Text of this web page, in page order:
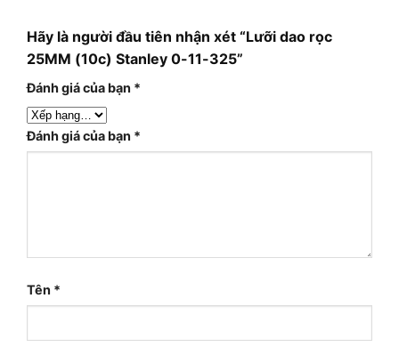
Hãy là người đầu tiên nhận xét “Lưỡi dao rọc
25MM (10c) Stanley 0-11-325”
Đánh giá của bạn *
Đánh giá của bạn *
Tên *